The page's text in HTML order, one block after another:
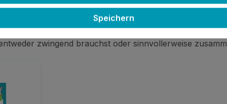
zwingend brauchst oder sinnvollerweise
Speichern